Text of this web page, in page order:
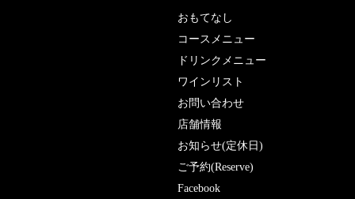
おもてなし
コースメニュー
ドリンクメニュー
ワインリスト
お問い合わせ
店舗情報
お知らせ(定休日)
ご予約(Reserve)
Facebook